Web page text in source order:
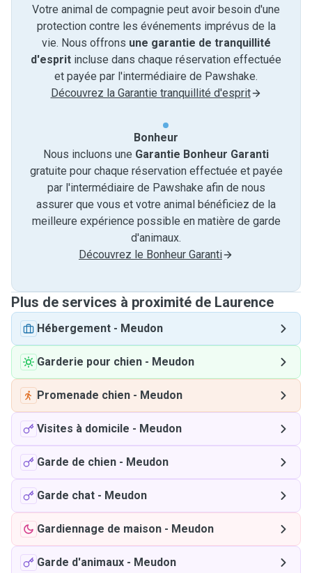
Votre animal de compagnie peut avoir besoin d'une
protection contre les événements imprévus de la
vie. Nous offrons une garantie de tranquillité
d'esprit incluse dans chaque réservation effectuée
et payée par l'intermédiaire de Pawshake.
Découvrez la Garantie tranquillité d'esprit
Bonheur
Nous incluons une Garantie Bonheur Garanti
gratuite pour chaque réservation effectuée et payée
par l'intermédiaire de Pawshake afin de nous
assurer que vous et votre animal bénéficiez de la
meilleure expérience possible en matière de garde
d'animaux.
Découvrez le Bonheur Garanti
Plus de services à proximité de Laurence
Hébergement - Meudon
Garderie pour chien - Meudon
Promenade chien - Meudon
Visites à domicile - Meudon
Garde de chien - Meudon
Garde chat - Meudon
Gardiennage de maison - Meudon
Garde d'animaux - Meudon